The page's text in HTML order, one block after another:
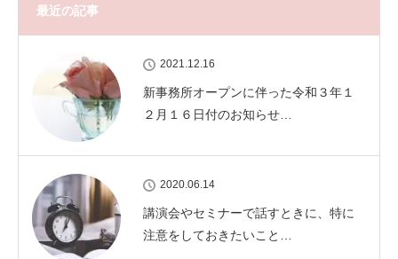
最近の記事
2021.12.16
新事務所オープンに伴った令和３年１
２月１６日付のお知らせ…
2020.06.14
講演会やセミナーで話すときに、特に
注意をしておきたいこと…